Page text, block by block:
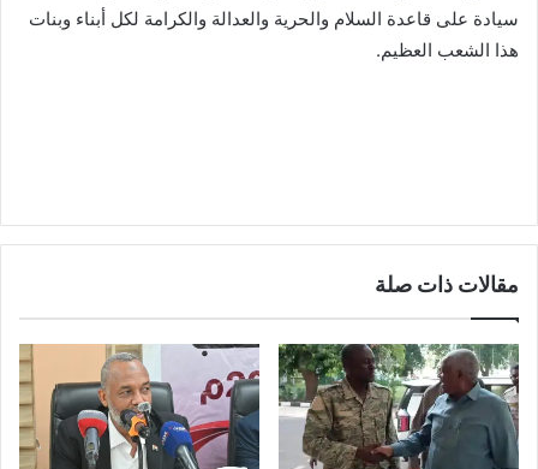
سيادة على قاعدة السلام والحرية والعدالة والكرامة لكل أبناء وبنات
هذا الشعب العظيم.
مقالات ذات صلة